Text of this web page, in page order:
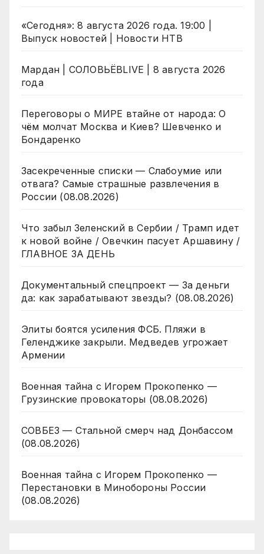
«Сегодня»: 8 августа 2026 года. 19:00 |
Выпуск новостей | Новости НТВ
Мардан | СОЛОВЬЁВLIVE | 8 августа 2026
года
Переговоры о МИРЕ втайне от народа: О
чём молчат Москва и Киев? Шевченко и
Бондаренко
Засекреченные списки — Слабоумие или
отвага? Самые страшные развлечения в
России (08.08.2026)
Что забыл Зеленский в Сербии / Трамп идет
к новой войне / Овечкин пасует Аршавину /
ГЛАВНОЕ ЗА ДЕНЬ
Документальный спецпроект — За деньги
да: как зарабатывают звезды? (08.08.2026)
Элиты боятся усиления ФСБ. Пляжи в
Геленджике закрыли. Медведев угрожает
Армении
Военная тайна с Игорем Прокопенко —
Грузинские провокаторы (08.08.2026)
СОВБЕЗ — Стальной смерч над Донбассом
(08.08.2026)
Военная тайна с Игорем Прокопенко —
Перестановки в Минобороны России
(08.08.2026)